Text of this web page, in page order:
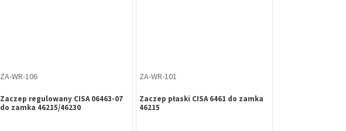
ZA-WR-106
Zaczep regulowany CISA 06463-07
do zamka 46215/46230
ZA-WR-101
Zaczep płaski CISA 6461 do zamka
46215